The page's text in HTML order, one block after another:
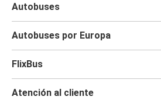
Autobuses
Autobuses por Europa
FlixBus
Atención al cliente